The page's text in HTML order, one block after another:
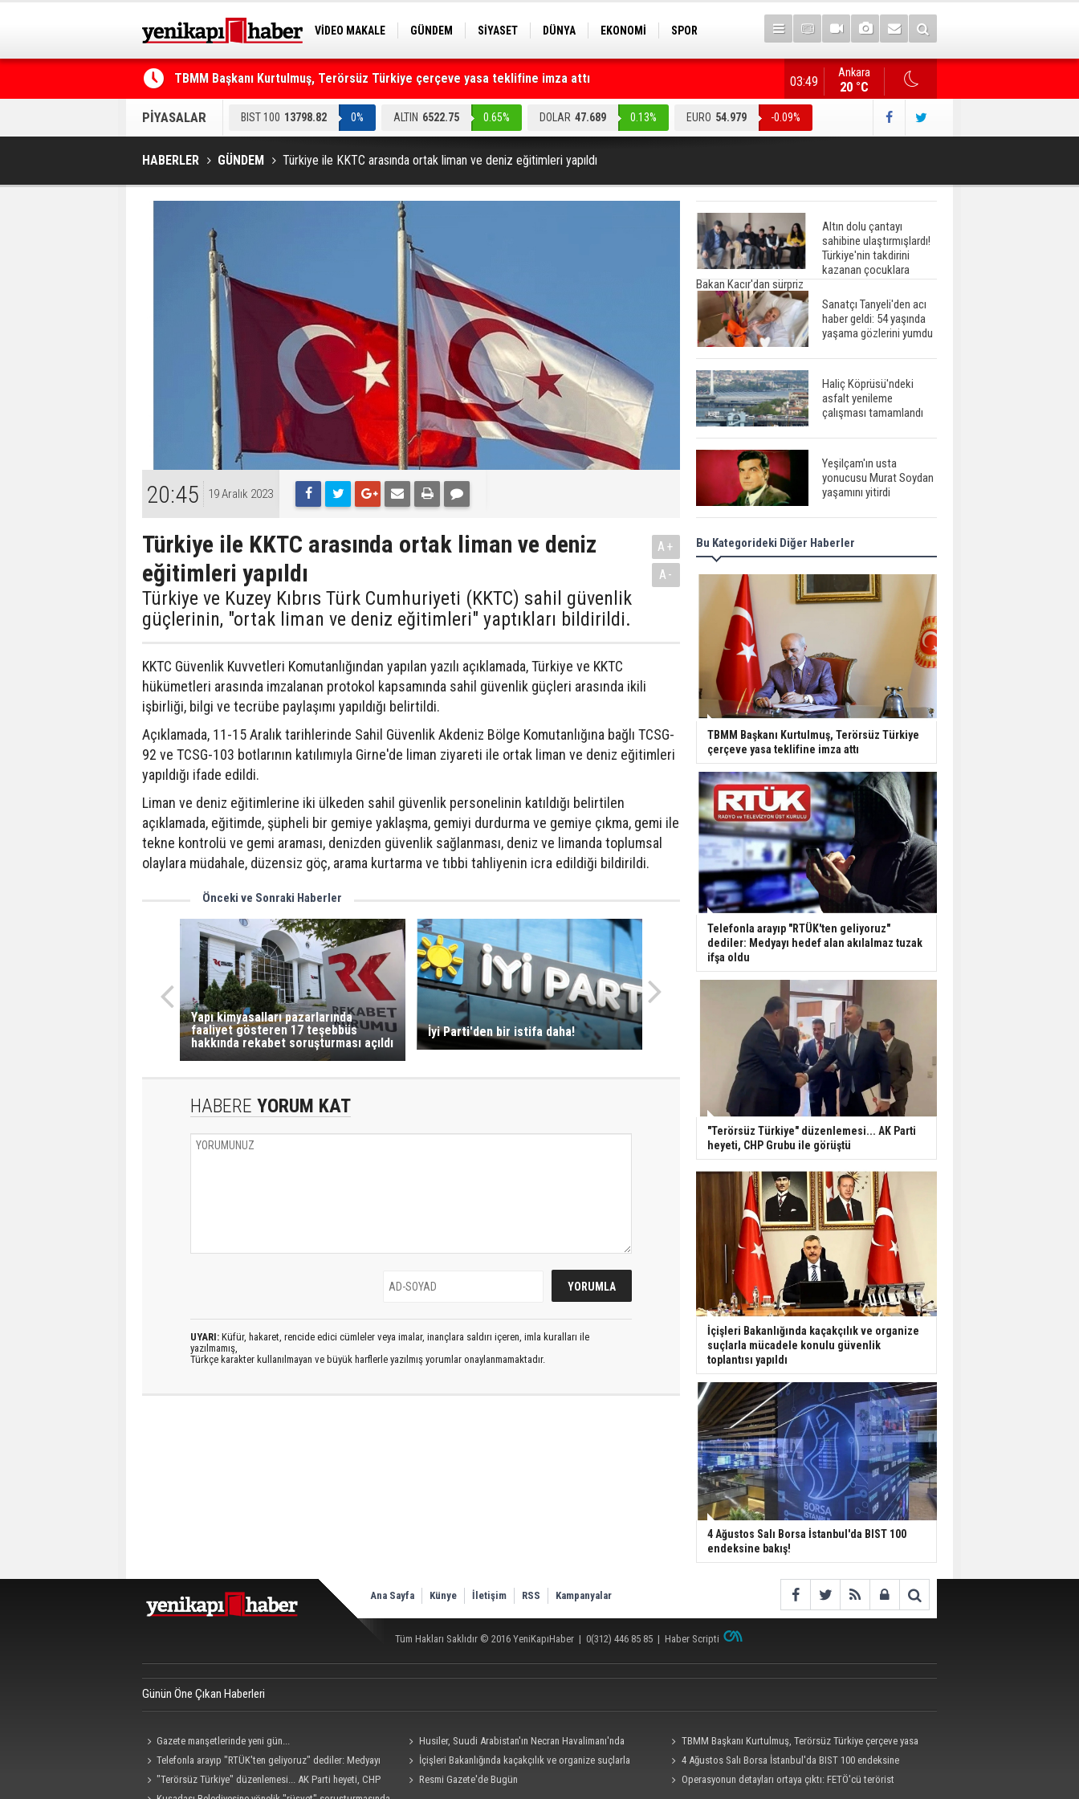
VİDEO MAKALE GÜNDEM SİYASET DÜNYA EKONOMİ
SPOR
TBMM Başkanı Kurtulmuş, Terörsüz Türkiye çerçeve yasa teklifine imza attı
"Terörsüz Türkiye" düzenlemesi... AK Parti heyeti,
Ankara
20 °C
03:49
PİYASALAR BIST 100 13798.82 0% ALTIN 6522.75 0.65% DOLAR 47.689 0.13% EURO 54.979 -0.09%
HABERLER GÜNDEM Türkiye ile KKTC arasında ortak liman ve deniz eğitimleri yapıldı
20:45 19 Aralık 2023
Türkiye ile KKTC arasında ortak liman ve deniz
eğitimleri yapıldı
Türkiye ve Kuzey Kıbrıs Türk Cumhuriyeti (KKTC) sahil güvenlik
güçlerinin, "ortak liman ve deniz eğitimleri" yaptıkları bildirildi.
A+
A-
KKTC Güvenlik Kuvvetleri Komutanlığından yapılan yazılı açıklamada, Türkiye ve KKTC
hükümetleri arasında imzalanan protokol kapsamında sahil güvenlik güçleri arasında ikili
işbirliği, bilgi ve tecrübe paylaşımı yapıldığı belirtildi.
Açıklamada, 11-15 Aralık tarihlerinde Sahil Güvenlik Akdeniz Bölge Komutanlığına bağlı TCSG-
92 ve TCSG-103 botlarının katılımıyla Girne'de liman ziyareti ile ortak liman ve deniz eğitimleri
yapıldığı ifade edildi.
Liman ve deniz eğitimlerine iki ülkeden sahil güvenlik personelinin katıldığı belirtilen
açıklamada, eğitimde, şüpheli bir gemiye yaklaşma, gemiyi durdurma ve gemiye çıkma, gemi ile
tekne kontrolü ve gemi araması, denizden güvenlik sağlanması, deniz ve limanda toplumsal
olaylara müdahale, düzensiz göç, arama kurtarma ve tıbbi tahliyenin icra edildiği bildirildi.
Önceki ve Sonraki Haberler
Yapı kimyasalları pazarlarında
faaliyet gösteren 17 teşebbüs
hakkında rekabet soruşturması açıldı
İyi Parti'den bir istifa daha!
HABERE YORUM KAT
UYARI: Küfür, hakaret, rencide edici cümleler veya imalar, inançlara saldırı içeren, imla kuralları ile
yazılmamış,
Türkçe karakter kullanılmayan ve büyük harflerle yazılmış yorumlar onaylanmamaktadır.
Altın dolu çantayı
sahibine ulaştırmışlardı!
Türkiye'nin takdirini
kazanan çocuklara
Bakan Kacır'dan sürpriz
Sanatçı Tanyeli'den acı
haber geldi: 54 yaşında
yaşama gözlerini yumdu
Haliç Köprüsü'ndeki
asfalt yenileme
çalışması tamamlandı
Yeşilçam'ın usta
yonucusu Murat Soydan
yaşamını yitirdi
Meral Akşener ile
Müsavat Dervişoğlu
cenazede görüntülendi
29 Mayıs okullar tatil mi?
Bilim kurgu
gerçekleşiyor...
Dondurulmuş insanları
hayata döndürecek keşif
Ünlü türkücü Mahmut
Tuncer estetik
operasyon geçirdi: Son
hali gündem oldu
Yerli turist 229,7 milyar
lira seyahat harcaması
yaptı
Gazze'deki Sağlık
Vahşetin pençesinde 2
salgın vaka tespit edildi
Bu Kategorideki Diğer Haberler
TBMM Başkanı Kurtulmuş, Terörsüz Türkiye
çerçeve yasa teklifine imza attı
Telefonla arayıp "RTÜK'ten geliyoruz"
dediler: Medyayı hedef alan akılalmaz tuzak
ifşa oldu
"Terörsüz Türkiye" düzenlemesi... AK Parti
heyeti, CHP Grubu ile görüştü
İçişleri Bakanlığında kaçakçılık ve organize
suçlarla mücadele konulu güvenlik
toplantısı yapıldı
4 Ağustos Salı Borsa İstanbul'da BIST 100
endeksine bakış!
Ana Sayfa Künye İletişim RSS Kampanyalar
Tüm Hakları Saklıdır © 2016 YeniKapıHaber | 0(312) 446 85 85 | Haber Scripti
Günün Öne Çıkan Haberleri
Gazete manşetlerinde yeni gün...
Husiler, Suudi Arabistan'ın Necran Havalimanı'nda
kamikaze İHA ile "hassas bir hedefi" vurduklarını açıkladı
TBMM Başkanı Kurtulmuş, Terörsüz Türkiye çerçeve yasa
teklifine imza attı
Telefonla arayıp "RTÜK'ten geliyoruz" dediler: Medyayı
hedef alan akılalmaz tuzak ifşa oldu
İçişleri Bakanlığında kaçakçılık ve organize suçlarla
mücadele konulu güvenlik toplantısı yapıldı
4 Ağustos Salı Borsa İstanbul'da BIST 100 endeksine
bakış!
"Terörsüz Türkiye" düzenlemesi... AK Parti heyeti, CHP
Resmi Gazete'de Bugün
Operasyonun detayları ortaya çıktı: FETÖ'cü terörist